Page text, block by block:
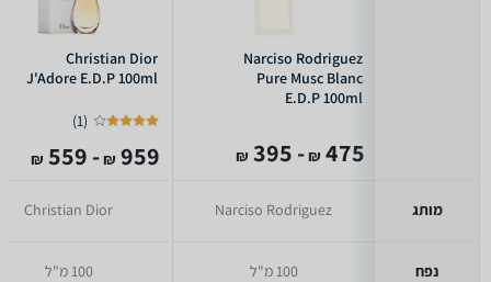
מותג
נפח
Narciso Rodriguez
Pure Musc Blanc
E.D.P 100ml
475
₪
- 395
₪
Narciso Rodriguez
100 מ"ל
Christian Dior
J'Adore E.D.P 100ml
(
1
)
959
₪
- 559
₪
Christian Dior
100 מ"ל